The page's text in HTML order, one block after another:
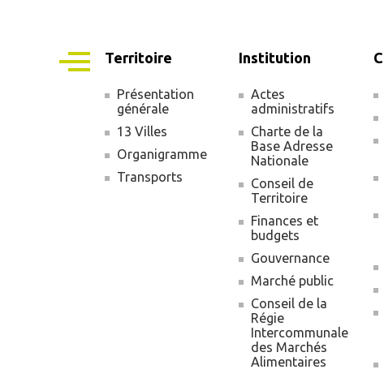
Navigation
principale
Territoire
Présentation
générale
13 Villes
Organigramme
Transports
Institution
Actes
administratifs
Charte de la
Base Adresse
Nationale
Conseil de
Territoire
Finances et
budgets
Gouvernance
Marché public
Conseil de la
Régie
Intercommunale
des Marchés
Alimentaires